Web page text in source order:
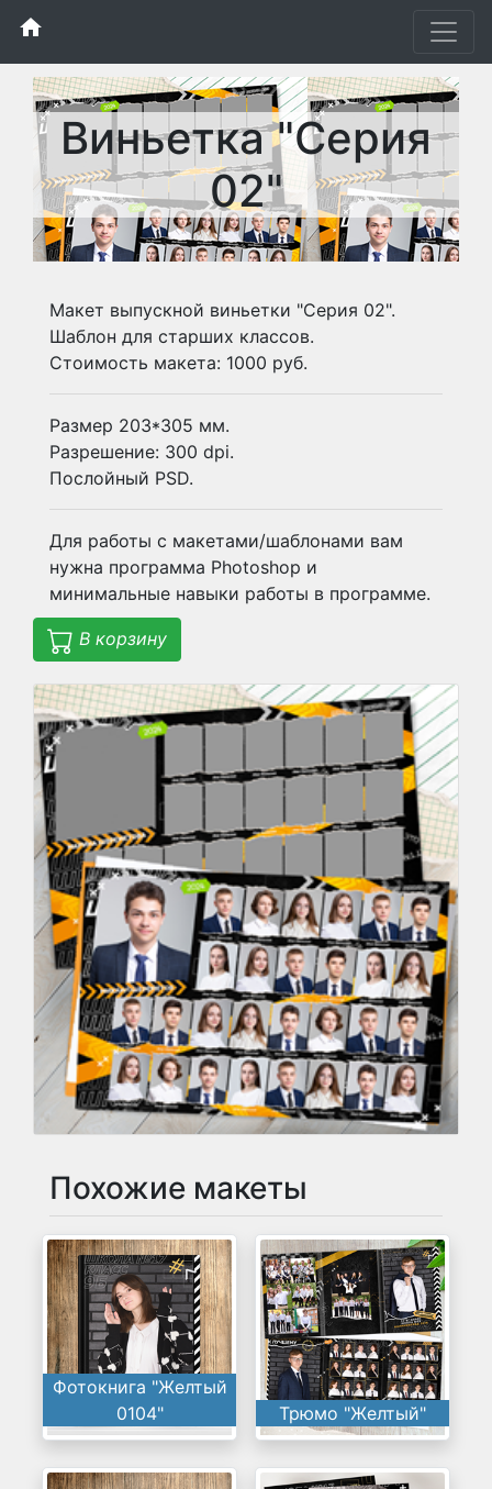
home
Виньетка "Серия
02"
Макет выпускной виньетки "Серия 02".
Шаблон для старших классов.
Стоимость макета: 1000 руб.
Размер 203*305 мм.
Разрешение: 300 dpi.
Послойный PSD.
Для работы с макетами/шаблонами вам
нужна программа Photoshop и
минимальные навыки работы в программе.
В корзину
Похожие макеты
Фотокнига "Желтый
0104"
Трюмо "Желтый"